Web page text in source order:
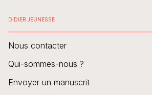
DIDIER JEUNESSE
Nous contacter
Qui-sommes-nous ?
Envoyer un manuscrit